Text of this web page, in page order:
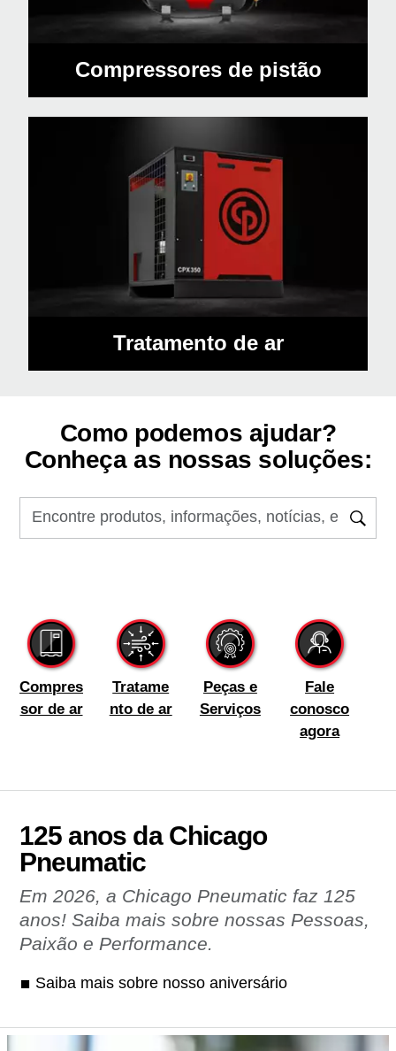
Compressores de pistão
Tratamento de ar
Como podemos ajudar?
Conheça as nossas soluções:
Compres
sor de ar
Tratame
nto de ar
Peças e
Serviços
Fale
conosco
agora
125 anos da Chicago
Pneumatic
Em 2026, a Chicago Pneumatic faz 125
anos! Saiba mais sobre nossas Pessoas,
Paixão e Performance.
Saiba mais sobre nosso aniversário